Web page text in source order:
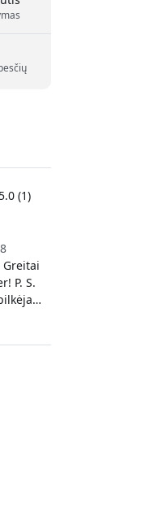
5.0 (1)
P. S.